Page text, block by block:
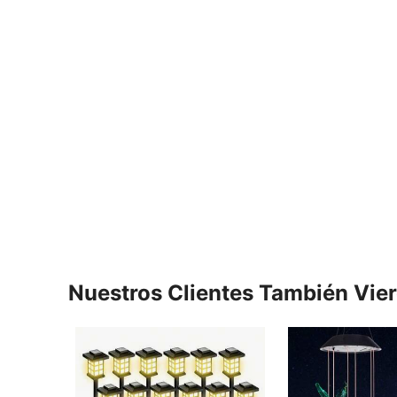
Nuestros Clientes También